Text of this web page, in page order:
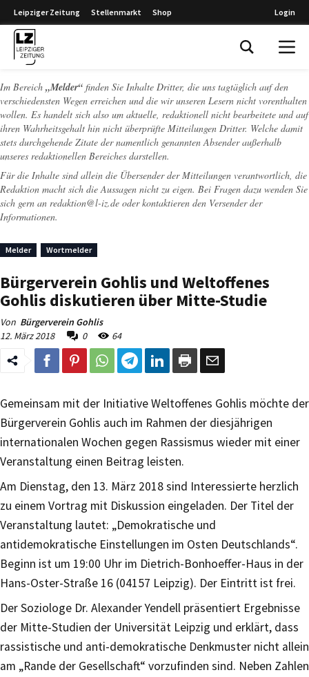
Leipziger Zeitung Stellenmarkt Shop Login
Im Bereich „Melder“ finden Sie Inhalte Dritter, die uns tagtäglich auf den
verschiedensten Wegen erreichen und die wir unseren Lesern nicht vorenthalten
wollen. Es handelt sich also um aktuelle, redaktionell nicht bearbeitete und auf
ihren Wahrheitsgehalt hin nicht überprüfte Mitteilungen Dritter. Welche damit
stets durchgehende Zitate der namentlich genannten Absender außerhalb
unseres redaktionellen Bereiches darstellen.
Für die Inhalte sind allein die Übersender der Mitteilungen verantwortlich, die
Redaktion macht sich die Aussagen nicht zu eigen. Bei Fragen dazu wenden Sie
sich gern an redaktion@l-iz.de oder kontaktieren den Versender der
Informationen.
Melder Wortmelder
Bürgerverein Gohlis und Weltoffenes
Gohlis diskutieren über Mitte-Studie
Von Bürgerverein Gohlis
12. März 2018
0 64
Gemeinsam mit der Initiative Weltoffenes Gohlis möchte der
Bürgerverein Gohlis auch im Rahmen der diesjährigen
internationalen Wochen gegen Rassismus wieder mit einer
Veranstaltung einen Beitrag leisten.
Am Dienstag, den 13. März 2018 sind Interessierte herzlich
zu einem Vortrag mit Diskussion eingeladen. Der Titel der
Veranstaltung lautet: „Demokratische und
antidemokratische Einstellungen im Osten Deutschlands“.
Beginn ist um 19:00 Uhr im Dietrich-Bonhoeffer-Haus in der
Hans-Oster-Straße 16 (04157 Leipzig). Der Eintritt ist frei.
Der Soziologe Dr. Alexander Yendell präsentiert Ergebnisse
der Mitte-Studien der Universität Leipzig und erklärt, dass
rassistische und anti-demokratische Denkmuster nicht allein
am „Rande der Gesellschaft“ vorzufinden sind. Neben Zahlen